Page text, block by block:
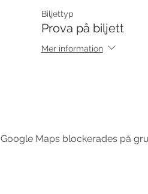
Biljettyp
Prova på biljett
Mer information
Google Maps blockerades på